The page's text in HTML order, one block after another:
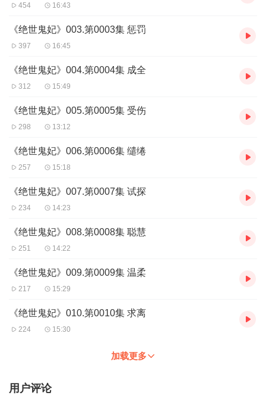
她从被祭品到复仇者，誓要以血为誓，讨回属于自己的一切。
454 16:43
《绝世鬼妃》003.第0003集 惩罚
397 16:45
《绝世鬼妃》004.第0004集 成全
312 15:49
《绝世鬼妃》005.第0005集 受伤
298 13:12
《绝世鬼妃》006.第0006集 缱绻
257 15:18
《绝世鬼妃》007.第0007集 试探
234 14:23
《绝世鬼妃》008.第0008集 聪慧
251 14:22
《绝世鬼妃》009.第0009集 温柔
217 15:29
《绝世鬼妃》010.第0010集 求离
224 15:30
加载更多
用户评论